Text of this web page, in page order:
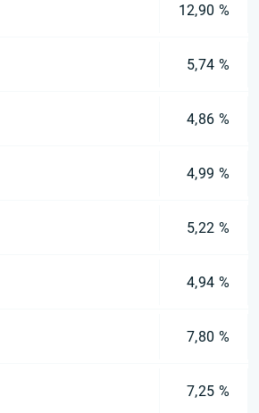
12,90 %
5,74 %
4,86 %
4,99 %
5,22 %
4,94 %
7,80 %
7,25 %